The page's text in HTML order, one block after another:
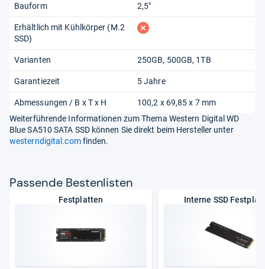
Bauform 2,5"
Erhältlich mit Kühlkörper (M.2
SSD)
fehlt
Varianten 250GB, 500GB, 1TB
Garantiezeit 5 Jahre
Abmessungen / B x T x H
100,2 x 69,85 x 7 mm
Weiterführende Informationen zum Thema Western Digital WD
Blue SA510 SATA SSD können Sie direkt beim Hersteller unter
westerndigital.comfinden.
Pas­sende Bes­ten­lis­ten
Festplatten Interne SSD